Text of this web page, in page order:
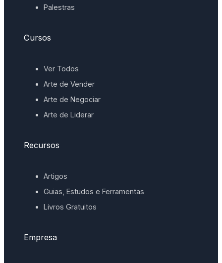
Palestras
Cursos
Ver Todos
Arte de Vender
Arte de Negociar
Arte de Liderar
Recursos
Artigos
Guias, Estudos e Ferramentas
Livros Gratuitos
Empresa